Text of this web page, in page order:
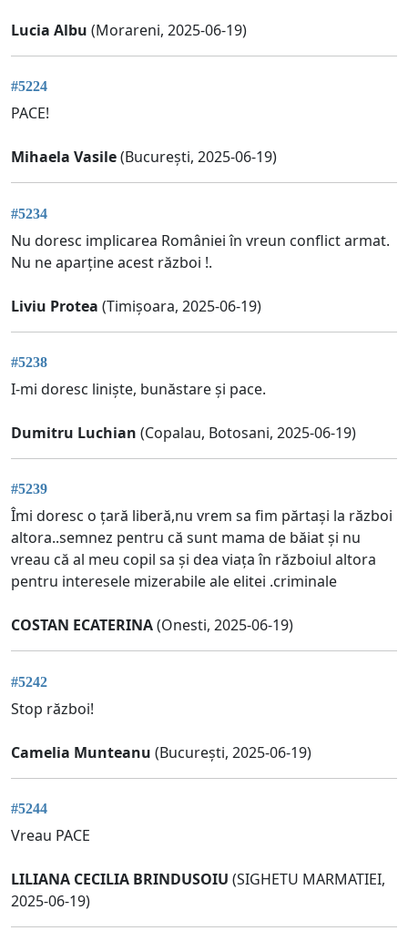
Lucia Albu (Morareni, 2025-06-19)
#5224
PACE!
Mihaela Vasile(București, 2025-06-19)
#5234
Nu doresc implicarea României în vreun conflict armat.
Nu ne aparține acest război !.
Liviu Protea (Timișoara, 2025-06-19)
#5238
I-mi doresc liniște, bunăstare și pace.
Dumitru Luchian (Copalau, Botosani, 2025-06-19)
#5239
Îmi doresc o țară liberă,nu vrem sa fim părtași la război
altora..semnez pentru că sunt mama de băiat și nu
vreau că al meu copil sa și dea viața în războiul altora
pentru interesele mizerabile ale elitei .criminale
COSTAN ECATERINA(Onesti, 2025-06-19)
#5242
Stop război!
Camelia Munteanu (București, 2025-06-19)
#5244
Vreau PACE
LILIANA CECILIA BRINDUSOIU (SIGHETU MARMATIEI,
2025-06-19)